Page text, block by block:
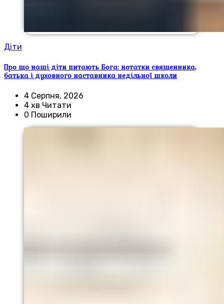
Діти
Про що наші діти питають Бога: нотатки священника,
батька і духовного наставника недільної школи
4 Серпня, 2026
4 хв Читати
0 Поширили